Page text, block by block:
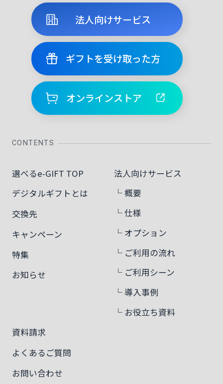
法人向けサービス
ギフトを受け取った方
オンラインストア
CONTENTS
選べるe-GIFT TOP
デジタルギフトとは
交換先
キャンペーン
特集
お知らせ
法人向けサービス
└ 概要
└ 仕様
└ オプション
└ ご利用の流れ
└ ご利用シーン
└ 導入事例
└ お役立ち資料
資料請求
よくあるご質問
お問い合わせ